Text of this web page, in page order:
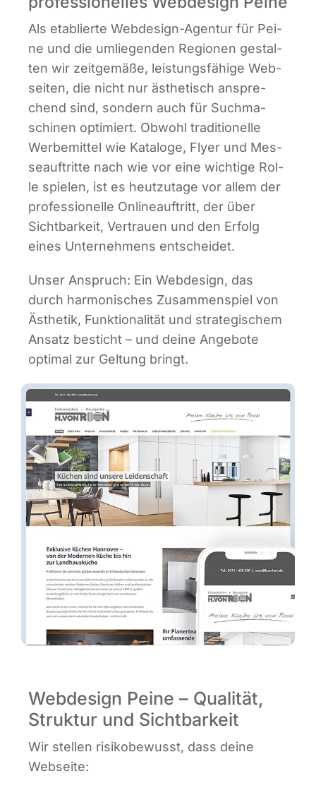
Maga­zin
Als eta­blier­te Web­de­sign-Agen­tur für Pei­
ne und die umlie­gen­den Regio­nen gestal­
ten wir zeit­ge­mä­ße, leis­tungs­fä­hi­ge Web­
sei­ten, die nicht nur ästhe­tisch anspre­
chend sind, son­dern auch für Such­ma­
schi­nen opti­miert. Obwohl tra­di­tio­nel­le
Wer­be­mit­tel wie Kata­lo­ge, Fly­er und Mes­
se­auf­trit­te nach wie vor eine wich­ti­ge Rol­
le spie­len, ist es heut­zu­ta­ge vor allem der
pro­fes­sio­nel­le Online­auf­tritt, der über
Sicht­bar­keit, Ver­trau­en und den Erfolg
eines Unter­neh­mens entscheidet.
Unser Anspruch: Ein Web­de­sign, das
durch har­mo­ni­sches Zusam­men­spiel von
Ästhe­tik, Funk­tio­na­li­tät und stra­te­gi­schem
Ansatz besticht – und dei­ne Ange­bo­te
opti­mal zur Gel­tung bringt.
Webdesign Peine – Qualität,
Struktur und Sichtbarkeit
Wir stel­len risi­ko­be­wusst, dass dei­ne
Webseite: